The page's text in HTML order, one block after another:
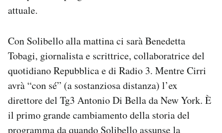
attuale.
Con Solibello alla mattina ci sarà Benedetta
Tobagi, giornalista e scrittrice, collaboratrice del
quotidiano Repubblica e di Radio 3. Mentre Cirri
avrà “con sé” (a sostanziosa distanza) l’ex
direttore del Tg3 Antonio Di Bella da New York. È
il primo grande cambiamento della storia del
programma da quando Solibello assunse la